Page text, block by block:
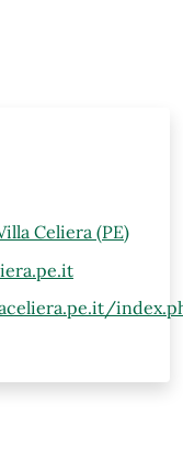
Celiera (PE)